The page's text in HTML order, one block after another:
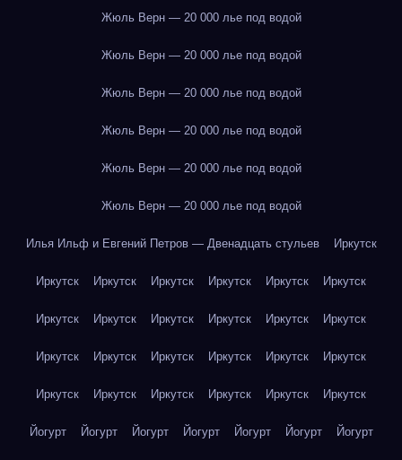
Жюль Верн — 20 000 лье под водой
Жюль Верн — 20 000 лье под водой
Жюль Верн — 20 000 лье под водой
Жюль Верн — 20 000 лье под водой
Жюль Верн — 20 000 лье под водой
Жюль Верн — 20 000 лье под водой
Илья Ильф и Евгений Петров — Двенадцать стульев Иркутск
Иркутск Иркутск Иркутск Иркутск Иркутск Иркутск
Иркутск Иркутск Иркутск Иркутск Иркутск Иркутск
Иркутск Иркутск Иркутск Иркутск Иркутск Иркутск
Иркутск Иркутск Иркутск Иркутск Иркутск Иркутск
Йогурт Йогурт Йогурт Йогурт Йогурт Йогурт Йогурт